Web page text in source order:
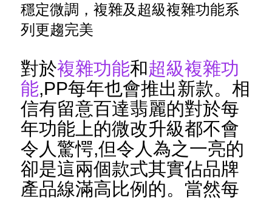
穩定微調，複雜及超級複雜功能系
列更趨完美
對於複雜功能和超級複雜功
能,PP每年也會推出新款。相
信有留意百達翡麗的對於每
年功能上的微改升級都不會
令人驚愕,但令人為之一亮的
卻是這兩個款式其實佔品牌
產品線滿高比例的。當然每